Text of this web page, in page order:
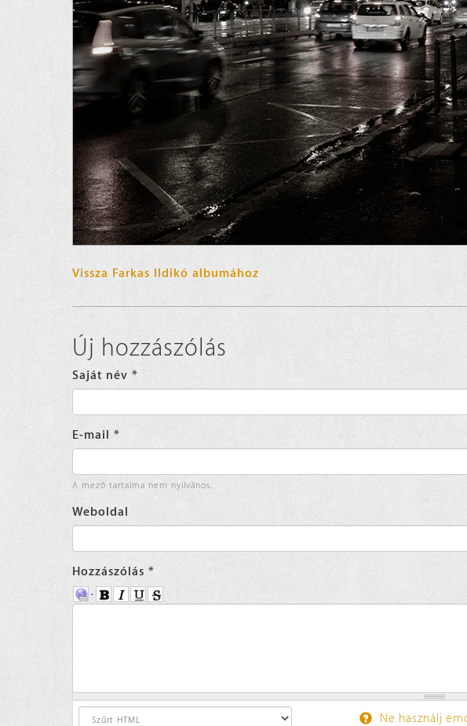
Vissza Farkas Ildikó albumához
Új hozzászólás
Saját név *
E-mail *
A mező tartalma nem nyilvános.
Weboldal
Hozzászólás *
Ne használj